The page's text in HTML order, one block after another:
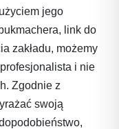
jego
link do
zakładu, możemy
i nie
Zgodnie z
swoją